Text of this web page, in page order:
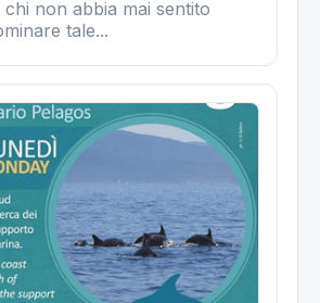
non abbia mai sentito
tale...